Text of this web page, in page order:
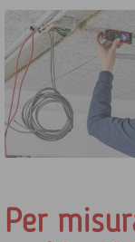
Per